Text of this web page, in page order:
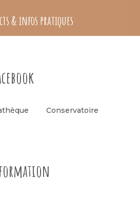
& infos pratiques
Conservatoire